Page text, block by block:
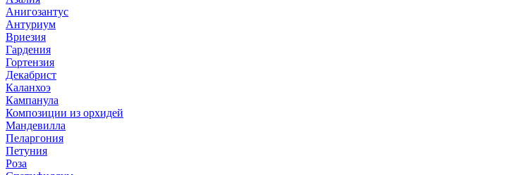
Анигозантус
Антуриум
Вриезия
Гардения
Гортензия
Декабрист
Каланхоэ
Кампанула
Композиции из орхидей
Мандевилла
Пеларгония
Петуния
Роза